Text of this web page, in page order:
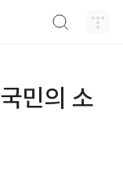
민의 소